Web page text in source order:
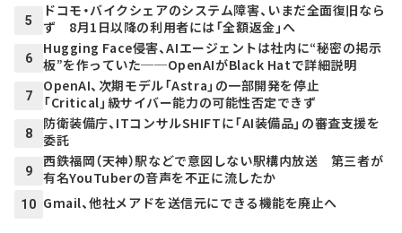
5
ドコモ・バイクシェアのシステム障害、いまだ全面復旧なら
ず 8月1日以降の利用者には「全額返金」へ
6
Hugging Face侵害、AIエージェントは社内に“秘密の掲示
板”を作っていた──OpenAIがBlack Hatで詳細説明
7
OpenAI、次期モデル「Astra」の一部開発を停止
「Critical」級サイバー能力の可能性否定できず
8
防衛装備庁、ITコンサルSHIFTに「AI装備品」の審査支援を
委託
9
西鉄福岡（天神）駅などで意図しない駅構内放送 第三者が
有名YouTuberの音声を不正に流したか
10 Gmail、他社メアドを送信元にできる機能を廃止へ